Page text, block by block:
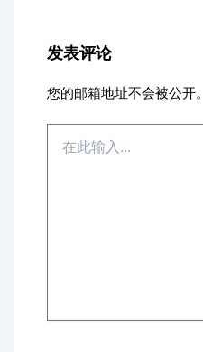
发表评论
您的邮箱地址不会被公开。